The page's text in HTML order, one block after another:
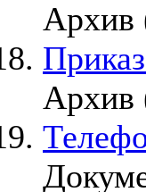
Архив
Архив